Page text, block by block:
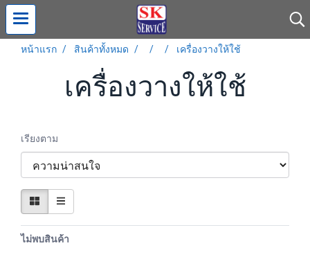
หน้าแรก สินค้าทั้งหมด เครื่องวางให้ใช้
เครื่องวางให้ใช้
เรียงตาม
ไม่พบสินค้า